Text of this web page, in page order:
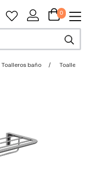
0
Toalleros baño Toallero